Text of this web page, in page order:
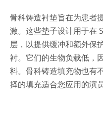
骨科铸造衬垫旨在为患者
激。这些垫子设计用于在
层，以提供缓冲和额外保
衬。它们的生物负载低，
料。骨科铸造填充物也有
择的填充适合您应用的演员